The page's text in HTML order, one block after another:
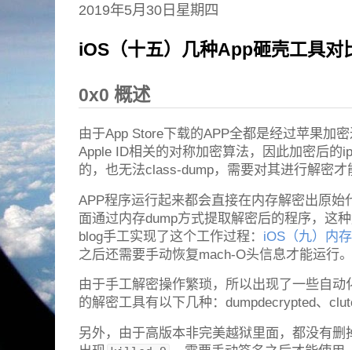
2019年5月30日星期四
iOS（十五）几种App砸壳工具对
0x0 概述
由于App Store下载的APP全都是经过苹果加
Apple ID相关的对称加密算法，因此加密后的
的，也无法class-dump，需要对其进行解密才
APP程序运行起来都会直接在内存解密出原
面通过内存dump方式提取解密后的程序，这
blog手工实现了这个工作过程： iOS（九）内
之后还需要手动恢复mach-O头信息才能运行。
由于手工解密操作繁琐，所以出现了一些自
的解密工具有以下几种：dumpdecrypted、
另外，由于高版本非完美越狱里面，都没有